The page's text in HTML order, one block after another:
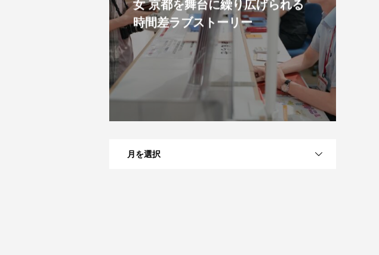
女 京都を舞台に繰り広げられる
時間差ラブストーリー
月を選択